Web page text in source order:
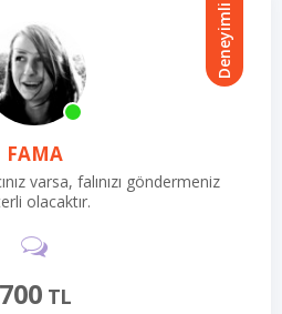
Deneyimli
FAMA
varsa, falınızı göndermeniz
olacaktır.
700 TL